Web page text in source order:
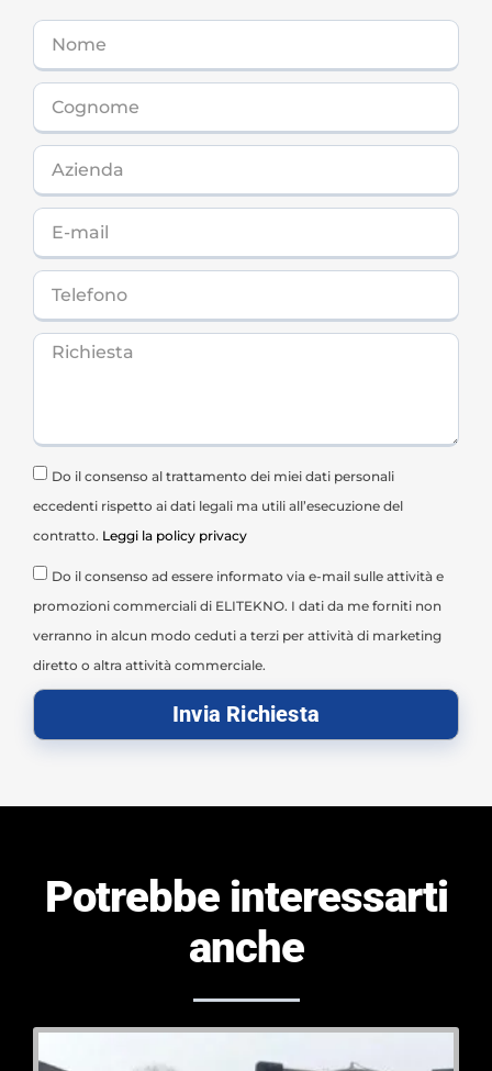
Do il consenso al trattamento dei miei dati personali
eccedenti rispetto ai dati legali ma utili all’esecuzione del
contratto. Leggi la policy privacy
Do il consenso ad essere informato via e-mail sulle attività e
promozioni commerciali di ELITEKNO. I dati da me forniti non
verranno in alcun modo ceduti a terzi per attività di marketing
diretto o altra attività commerciale.
Invia Richiesta
Potrebbe interessarti
anche